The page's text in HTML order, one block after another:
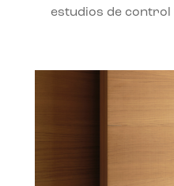
estudios de control